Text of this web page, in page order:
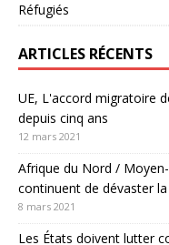
Réfugiés
ARTICLES RÉCENTS
UE, L'accord migratoire
depuis cinq ans
12 mars 2021
Afrique du Nord /
continuent de dévaster
8 mars 2021
Les États doivent lutter